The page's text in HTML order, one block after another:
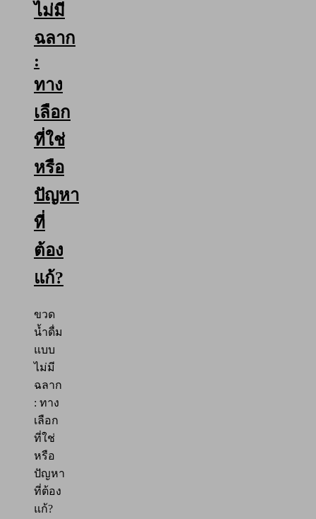
ไม่มี
ฉลาก
:
ทาง
เลือก
ที่ใช่
หรือ
ปัญหา
ที่
ต้อง
แก้?
ขวด
น้ำดื่ม
แบบ
ไม่มี
ฉลาก
: ทาง
เลือก
ที่ใช่
หรือ
ปัญหา
ที่ต้อง
แก้?